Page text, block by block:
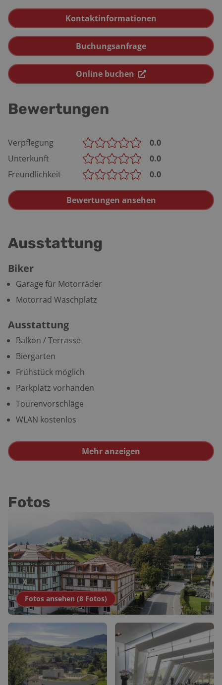
Kontaktinformationen
Buchungsanfrage
Online buchen
Bewertungen
Verpflegung
0.0
Unterkunft
0.0
Freundlichkeit
0.0
Bewertungen ansehen
Ausstattung
Biker
Garage für Motorräder
Motorrad Waschplatz
Ausstattung
Balkon / Terrasse
Biergarten
Frühstück möglich
Parkplatz vorhanden
Tourenvorschläge
WLAN kostenlos
Mehr anzeigen
Fotos
©
Fotos ansehen (8 Fotos)